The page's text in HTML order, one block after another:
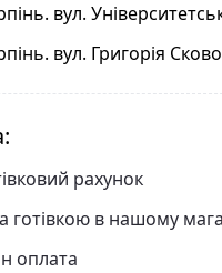
вул.
вул. Григорія
рахунок
готівкою в нашому
оплата